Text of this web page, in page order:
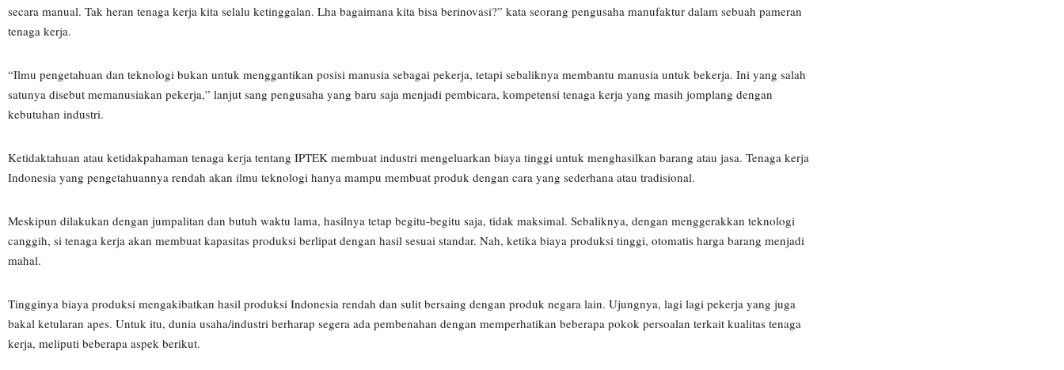
secara manual. Tak heran tenaga kerja kita selalu ketinggalan. Lha bagaimana kita bisa berinovasi?” kata seorang pengusaha manufaktur dalam sebuah pameran
tenaga kerja.
“Ilmu pengetahuan dan teknologi bukan untuk menggantikan posisi manusia sebagai pekerja, tetapi sebaliknya membantu manusia untuk bekerja. Ini yang salah
satunya disebut memanusiakan pekerja,” lanjut sang pengusaha yang baru saja menjadi pembicara, kompetensi tenaga kerja yang masih jomplang dengan
kebutuhan industri.
Ketidaktahuan atau ketidakpahaman tenaga kerja tentang IPTEK membuat industri mengeluarkan biaya tinggi untuk menghasilkan barang atau jasa. Tenaga kerja
Indonesia yang pengetahuannya rendah akan ilmu teknologi hanya mampu membuat produk dengan cara yang sederhana atau tradisional.
Meskipun dilakukan dengan jumpalitan dan butuh waktu lama, hasilnya tetap begitu-begitu saja, tidak maksimal. Sebaliknya, dengan menggerakkan teknologi
canggih, si tenaga kerja akan membuat kapasitas produksi berlipat dengan hasil sesuai standar. Nah, ketika biaya produksi tinggi, otomatis harga barang menjadi
mahal.
Tingginya biaya produksi mengakibatkan hasil produksi Indonesia rendah dan sulit bersaing dengan produk negara lain. Ujungnya, lagi lagi pekerja yang juga
bakal ketularan apes. Untuk itu, dunia usaha/industri berharap segera ada pembenahan dengan memperhatikan beberapa pokok persoalan terkait kualitas tenaga
kerja, meliputi beberapa aspek berikut.